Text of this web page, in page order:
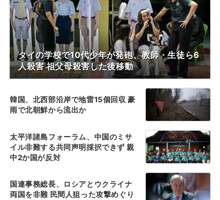
タイの学校で10代少年が発砲、教師・生徒ら6
人殺害 祖父母殺害した後移動
韓国、北西部沿岸で地雷15個回収 豪
雨で北朝鮮から流出か
太平洋諸島フォーラム、中国のミサ
イル非難する共同声明採択できず 親
中2か国が反対
国連事務総長、ロシアとウクライナ
両国を非難 民間人狙った攻撃めぐり